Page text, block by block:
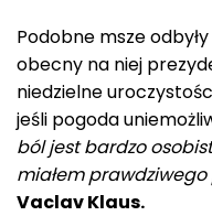
Podobne msze
obecny na niej
niedzielne
jeśli pogoda
ból jest bardzo
miałem
Vaclav Klaus.